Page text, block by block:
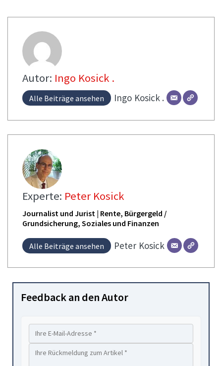
Autor: Ingo Kosick .
Alle Beiträge ansehen Ingo Kosick .
Experte: Peter Kosick
Journalist und Jurist | Rente, Bürgergeld /
Grundsicherung, Soziales und Finanzen
Alle Beiträge ansehen Peter Kosick
Feedback an den Autor